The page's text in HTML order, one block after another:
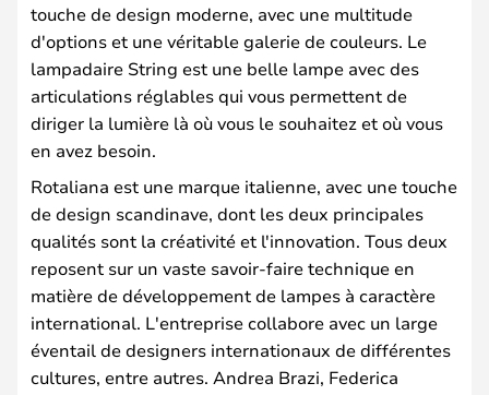
touche de design moderne, avec une multitude
d'options et une véritable galerie de couleurs. Le
lampadaire String est une belle lampe avec des
articulations réglables qui vous permettent de
diriger la lumière là où vous le souhaitez et où vous
en avez besoin.
Rotaliana est une marque italienne, avec une touche
de design scandinave, dont les deux principales
qualités sont la créativité et l'innovation. Tous deux
reposent sur un vaste savoir-faire technique en
matière de développement de lampes à caractère
international. L'entreprise collabore avec un large
éventail de designers internationaux de différentes
cultures, entre autres. Andrea Brazi, Federica